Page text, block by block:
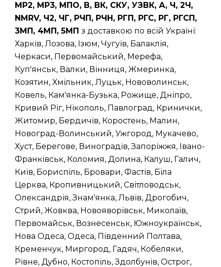
МР2, МР3, МПО, В, ВК, СКУ, УЗВК, А, Ч, 2Ч,
NMRV, Ч2, ЧГ, РЧП, РЧН, РГП, РГС, РГ, РГСП,
3МП, 4МП, 5МП з доставкою по всій Україні:
Харків, Лозова, Ізюм, Чугуїв, Балаклія,
Черкаси, Первомайський, Мерефа,
Куп'янськ, Валки, Вінниця, Жмеринка,
Козятин, Хмільник, Луцьк, Нововолинськ,
Ковель, Кам'янка-Бузька, Рожище, Дніпро,
Кривий Ріг, Нікополь, Павлоград, Кринички,
Житомир, Бердичів, Коростень, Малин,
Новоград-Волинський, Ужгород, Мукачево,
Хуст, Берегове, Виноградів, Запоріжжя, Івано-
Франківськ, Коломия, Долина, Калуш, Галич,
Київ, Бориспіль, Бровари, Фастів, Біла
Церква, Кропивницький, Світловодськ,
Олександрія, Знам'янка, Львів, Дрогобич,
Стрий, Жовква, Новояворівськ, Миколаїв,
Первомайськ, Вознесенськ, Южноукраїнськ,
Нова Одеса, Одеса, Південний Полтава,
Кременчук, Миргород, Гадяч, Кобеляки,
Рівне, Дубно, Костопіль, Здолбунів, Острог,